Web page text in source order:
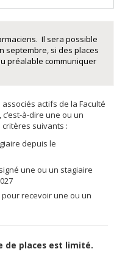
Il sera possible
septembre, si des places
préalable communiquer
actifs de la Faculté
à-dire une ou un
suivants :
depuis le
une ou un stagiaire
recevoir une ou un
de places est limité.